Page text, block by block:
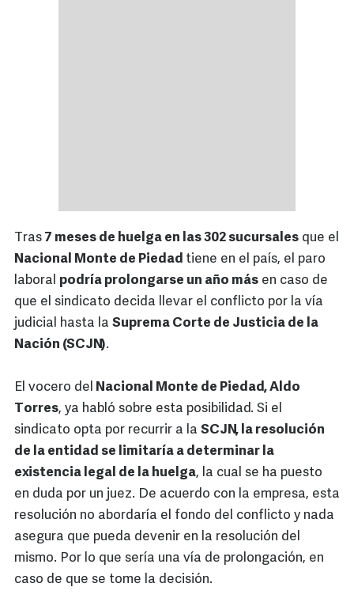
Tras 7 meses de huelga en las 302 sucursales que el
Nacional Monte de Piedad tiene en el país, el paro
laboral podría prolongarse un año más en caso de
que el sindicato decida llevar el conflicto por la vía
judicial hasta la Suprema Corte de Justicia de la
Nación (SCJN).
El vocero del Nacional Monte de Piedad, Aldo
Torres, ya habló sobre esta posibilidad. Si el
sindicato opta por recurrir a la SCJN, la resolución
de la entidad se limitaría a determinar la
existencia legal de la huelga, la cual se ha puesto
en duda por un juez. De acuerdo con la empresa, esta
resolución no abordaría el fondo del conflicto y nada
asegura que pueda devenir en la resolución del
mismo. Por lo que sería una vía de prolongación, en
caso de que se tome la decisión.